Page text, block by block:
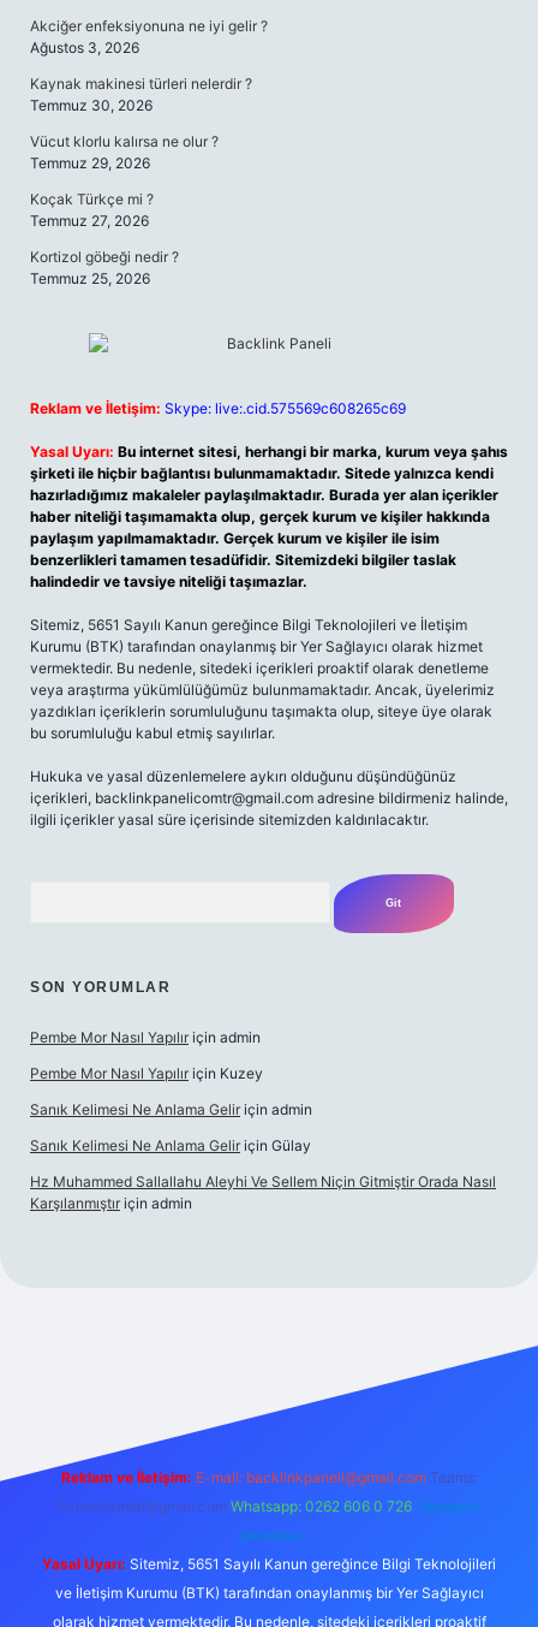
Akciğer enfeksiyonuna ne iyi gelir ?
Ağustos 3, 2026
Kaynak makinesi türleri nelerdir ?
Temmuz 30, 2026
Vücut klorlu kalırsa ne olur ?
Temmuz 29, 2026
Koçak Türkçe mi ?
Temmuz 27, 2026
Kortizol göbeği nedir ?
Temmuz 25, 2026
Reklam ve İletişim: Skype: live:.cid.575569c608265c69
Yasal Uyarı: Bu internet sitesi, herhangi bir marka, kurum veya şahıs
şirketi ile hiçbir bağlantısı bulunmamaktadır. Sitede yalnızca kendi
hazırladığımız makaleler paylaşılmaktadır. Burada yer alan içerikler
haber niteliği taşımamakta olup, gerçek kurum ve kişiler hakkında
paylaşım yapılmamaktadır. Gerçek kurum ve kişiler ile isim
benzerlikleri tamamen tesadüfidir. Sitemizdeki bilgiler taslak
halindedir ve tavsiye niteliği taşımazlar.
Sitemiz, 5651 Sayılı Kanun gereğince Bilgi Teknolojileri ve İletişim
Kurumu (BTK) tarafından onaylanmış bir Yer Sağlayıcı olarak hizmet
vermektedir. Bu nedenle, sitedeki içerikleri proaktif olarak denetleme
veya araştırma yükümlülüğümüz bulunmamaktadır. Ancak, üyelerimiz
yazdıkları içeriklerin sorumluluğunu taşımakta olup, siteye üye olarak
bu sorumluluğu kabul etmiş sayılırlar.
Hukuka ve yasal düzenlemelere aykırı olduğunu düşündüğünüz
içerikleri, backlinkpanelicomtr@gmail.com adresine bildirmeniz halinde,
ilgili içerikler yasal süre içerisinde sitemizden kaldırılacaktır.
SON YORUMLAR
Pembe Mor Nasıl Yapılır için admin
Pembe Mor Nasıl Yapılır için Kuzey
Sanık Kelimesi Ne Anlama Gelir için admin
Sanık Kelimesi Ne Anlama Gelir için Gülay
Hz Muhammed Sallallahu Aleyhi Ve Sellem Niçin Gitmiştir Orada Nasıl
Karşılanmıştır için admin
Reklam ve İletişim: E-mail: backlinkpaneli@gmail.com Teams:
forumhizmeti@gmail.com Whatsapp: 0262 606 0 726 Telegram:
@karabul
Yasal Uyarı: Sitemiz, 5651 Sayılı Kanun gereğince Bilgi Teknolojileri
ve İletişim Kurumu (BTK) tarafından onaylanmış bir Yer Sağlayıcı
olarak hizmet vermektedir. Bu nedenle, sitedeki içerikleri proaktif